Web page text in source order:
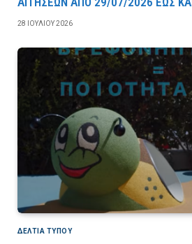
28 ΙΟΥΛΊΟΥ 2026
ΔΕΛΤΙΑ ΤΥΠΟΥ